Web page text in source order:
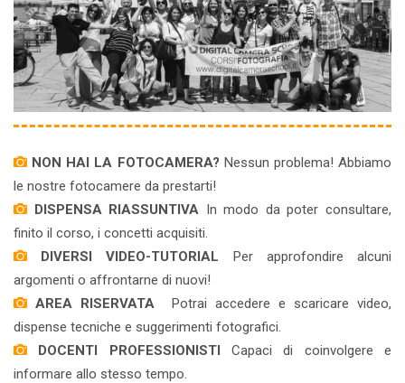
NON HAI LA FOTOCAMERA? Nessun problema! Abbiamo
le nostre fotocamere da prestarti!
DISPENSA RIASSUNTIVA In modo da poter consultare,
finito il corso, i concetti acquisiti.
DIVERSI VIDEO-TUTORIAL Per approfondire alcuni
argomenti o affrontarne di nuovi!
AREA RISERVATA
Potrai accedere e scaricare video,
dispense tecniche e suggerimenti fotografici.
DOCENTI PROFESSIONISTI Capaci di coinvolgere e
informare allo stesso tempo.